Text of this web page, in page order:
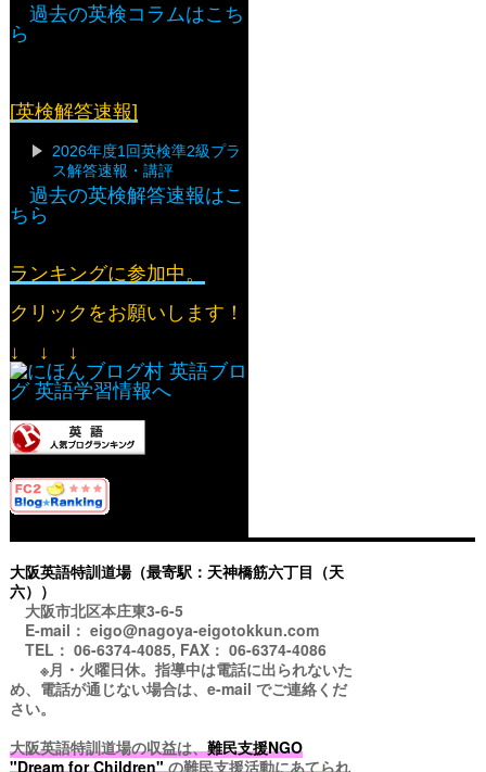
過去の英検コラムはこち
ら
[英検解答速報]
2026年度1回英検準2級プラ
ス解答速報・講評
過去の英検解答速報はこ
ちら
ランキングに参加中。
クリックをお願いします！
↓ ↓ ↓
大阪英語特訓道場（最寄駅：天神橋筋六丁目（天
六））
大阪市北区本庄東3-6-5
E-mail： eigo@nagoya-eigotokkun.com
TEL： 06-6374-4085, FAX： 06-6374-4086
※月・火曜日休。指導中は電話に出られないた
め、電話が通じない場合は、e-mail でご連絡くだ
さい。
大阪英語特訓道場の収益は、難民支援NGO
"Dream for Children"の難民支援活動にあてられ